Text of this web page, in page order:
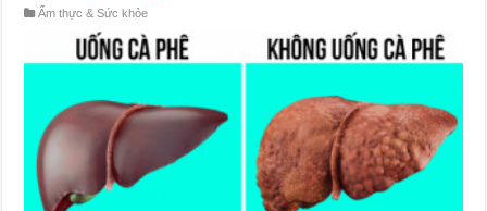
Ẩm thực & Sức khỏe